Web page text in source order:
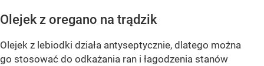
Olejek z oregano na trądzik
Olejek z lebiodki działa antyseptycznie, dlatego można
go stosować do odkażania ran i łagodzenia stanów